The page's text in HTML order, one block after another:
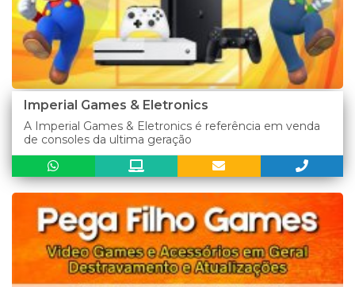
Imperial Games & Eletronics
A Imperial Games & Eletronics é referência em venda
de consoles da ultima geração